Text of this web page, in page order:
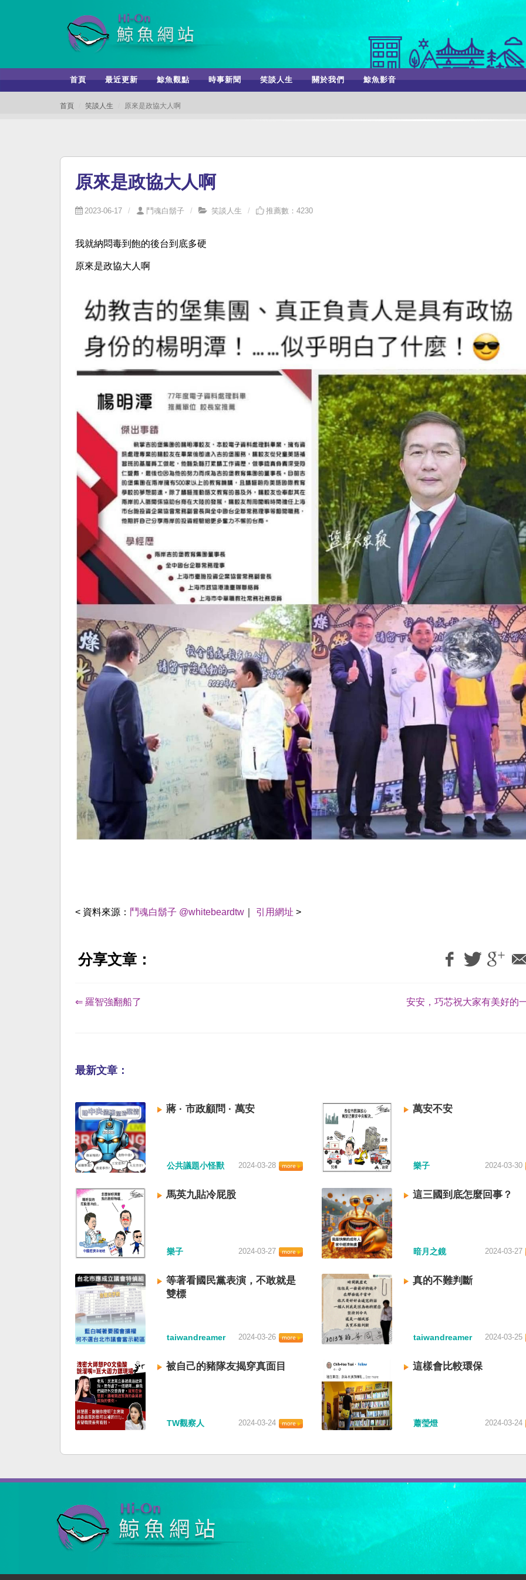
首頁 最近更新 鯨魚觀點 時事新聞 笑談人生 關於我們 鯨魚影音
首頁 笑談人生 原來是政協大人啊
原來是政協大人啊
2023-06-17 鬥魂白鬍子 笑談人生 推薦數：4230
我就納悶毒到飽的後台到底多硬
原來是政協大人啊
< 資料來源： 鬥魂白鬍子 @whitebeardtw 引用網址 >
分享文章：
⇐ 羅智強翻船了 安安，巧芯祝大家有美好的
最新文章：
蔣 · 市政顧問 · 萬安
公共議題小怪獸 2024-03-28
萬安不安
樂子 2024-03-30
馬英九貼冷屁股
樂子 2024-03-27
這三國到底怎麼回事？
暗月之鏡 2024-03-27
等著看國民黨表演，不敢就是
雙標
taiwandreamer 2024-03-26
真的不難判斷
taiwandreamer 2024-03-25
被自己的豬隊友揭穿真面目
TW觀察人 2024-03-24
這樣會比較環保
蕭瑩燈 2024-03-24